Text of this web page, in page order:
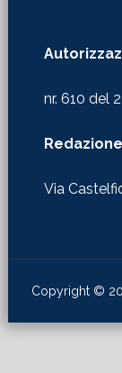
Via